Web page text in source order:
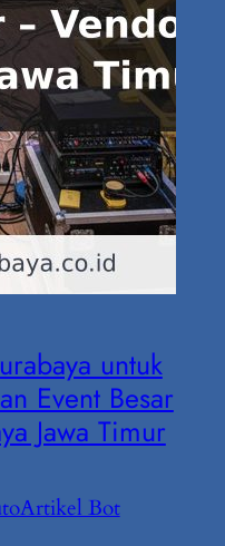
untuk
Event Besar
Jawa Timur
Bot